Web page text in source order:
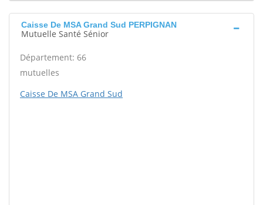
Caisse De MSA Grand Sud PERPIGNAN
Mutuelle Santé Sénior
Département: 66
mutuelles
Caisse De MSA Grand Sud